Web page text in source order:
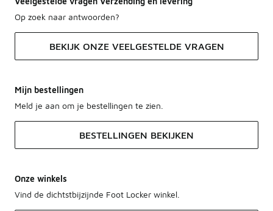
Op zoek naar antwoorden?
BEKIJK ONZE VEELGESTELDE VRAGEN
Mijn bestellingen
Meld je aan om je bestellingen te zien.
BESTELLINGEN BEKIJKEN
Onze winkels
Vind de dichtstbijzijnde Foot Locker winkel.